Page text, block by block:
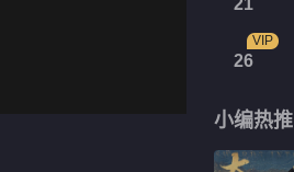
21
26
VIP
小编热推